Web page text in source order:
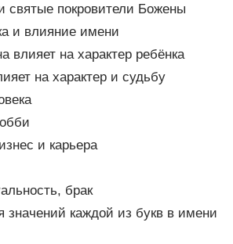
святые покровители Божены
и влияние имени
влияет на характер ребёнка
на характер и судьбу
и карьера
брак
значений каждой из букв в имени